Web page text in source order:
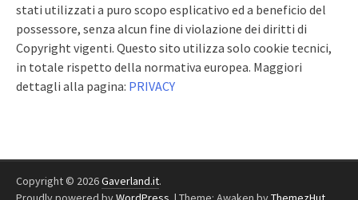
stati utilizzati a puro scopo esplicativo ed a beneficio del
possessore, senza alcun fine di violazione dei diritti di
Copyright vigenti. Questo sito utilizza solo cookie tecnici,
in totale rispetto della normativa europea. Maggiori
dettagli alla pagina: PRIVACY
Copyright © 2026Gaverland.it.